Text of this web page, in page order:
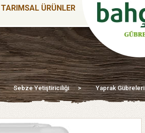
TARIMSAL ÜRÜNLER
Sebze Yetiştiriciliği > Yaprak Gübreleri